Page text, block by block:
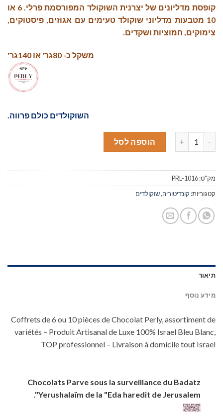
קופסת מדליונים של יצרנית השוקולד המפורסמת פרלי. 6 או
10 מטבעות מדליוני שוקולד טעימים עם אגוזים, פיסטוקים,
צימוקים, חמוציות ושקדים.
משקל כ- 80גר' או 140גר'
השוקולדים כולם פרווה.
כמות של אורנג'ט - שוקולדים פרלי
הוספה לסל
מק"ט:PRL-1016
קטגוריות: קונדיטוריה,שוקולדים
תיאור
מידע נוסף
Coffrets de 6 ou 10 pièces de Chocolat Perly, assortiment de
variétés – Produit Artisanal de Luxe 100% Israel Bleu Blanc,
TOP professionnel – Livraison à domicile tout Israel
Chocolats Parve sous la surveillance du Badatz
Yerushalaïm de la "Eda haredit de Jerusalem".